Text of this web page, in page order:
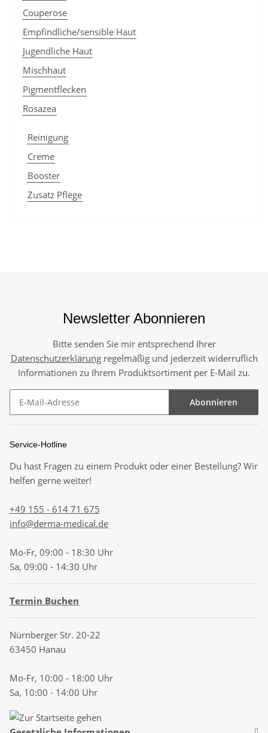
Couperose
Empfindliche/sensible Haut
Jugendliche Haut
Mischhaut
Pigmentflecken
Rosazea
Reinigung
Creme
Booster
Zusatz Pflege
Newsletter Abonnieren
Bitte senden Sie mir entsprechend Ihrer
Datenschutzerklärungregelmäßig und jederzeit widerruflich
Informationen zu Ihrem Produktsortiment per E-Mail zu.
Abonnieren
Service-Hotline
Du hast Fragen zu einem Produkt oder einer Bestellung? Wir
helfen gerne weiter!
+49 155 - 614 71 675
info@derma-medical.de
Mo-Fr, 09:00 - 18:30 Uhr
Sa, 09:00 - 14:30 Uhr
Termin Buchen
Nürnberger Str. 20-22
63450 Hanau
Mo-Fr, 10:00 - 18:00 Uhr
Sa, 10:00 - 14:00 Uhr